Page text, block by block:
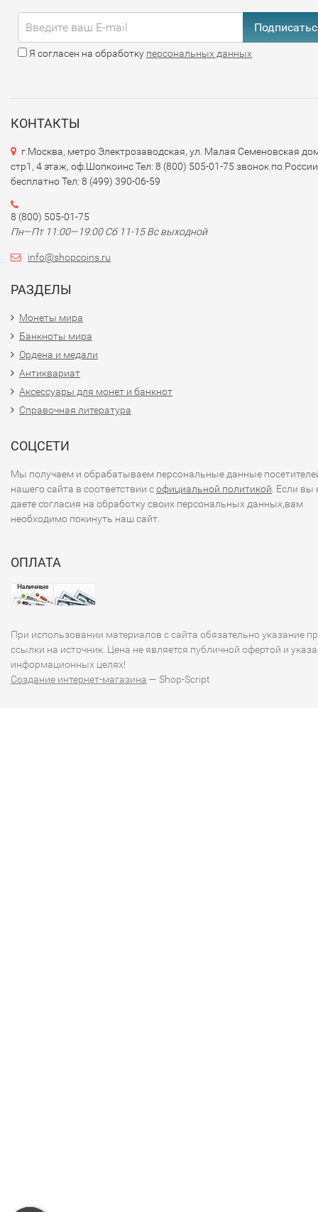
Я согласен на обработку персональных данных
КОНТАКТЫ
г.Москва, метро Электрозаводская, ул. Малая Семеновская
стр1, 4 этаж, оф.Шопкоинс Тел: 8 (800) 505-01-75 звонок по России
бесплатно Тел: 8 (499) 390-06-59
8 (800) 505-01-75
Пн—Пт 11:00—19:00 Сб 11-15 Вс выходной
info@shopcoins.ru
РАЗДЕЛЫ
Монеты мира
Банкноты мира
Ордена и медали
Антиквариат
Аксессуары для монет и банкнот
Справочная литература
СОЦСЕТИ
Мы получаем и обрабатываем персональные данные
нашего сайта в соответствии софициальной политикой. Если вы
даете согласия на обработку своих персональных данных,вам
необходимо покинуть наш сайт.
ОПЛАТА
При использовании материалов с сайта обязательно указание
ссылки на источник. Цена не является публичной офертой и
информационных целях!
Создание интернет-магазина — Shop-Script